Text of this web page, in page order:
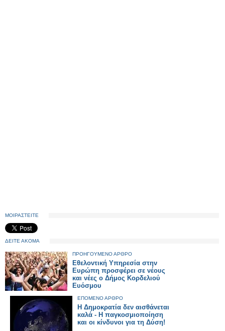
ΜΟΙΡΑΣΤΕΙΤΕ
ΔΕΙΤΕ ΑΚΟΜΑ
ΠΡΟΗΓΟΥΜΕΝΟ ΑΡΘΡΟ
Εθελοντική Υπηρεσία στην
Ευρώπη προσφέρει σε νέους
και νέες ο Δήμος Κορδελιού
Ευόσμου
ΕΠΟΜΕΝΟ ΑΡΘΡΟ
Η Δημοκρατία δεν αισθάνεται
καλά - Η παγκοσμιοποίηση
και οι κίνδυνοι για τη Δύση!